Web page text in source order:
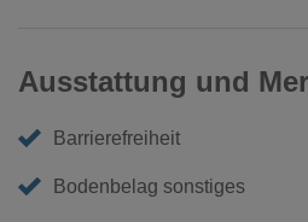
Ausstattung und
Barrierefreiheit
Bodenbelag sonstiges